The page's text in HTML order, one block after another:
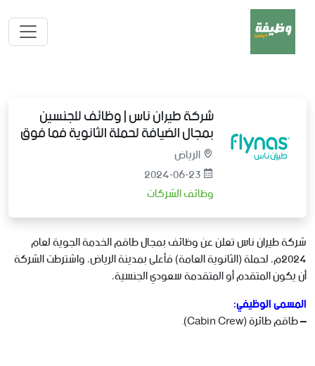
شركة طيران ناس | وظائف للجنسين
بمجال الضيافة لحملة الثانوية فما فوق
الرياض
2024-06-23
وظائف الشركات
شركة طيران ناس تعلن عن وظائف بمجال طاقم الخدمة الجوية لعام
2024م، لحملة (الثانوية العامة) فأعلى بمدينة الرياض، واشترطت الشركة
أن يكون المتقدم أو المتقدمة سعودي الجنسية،
المسمى الوظيفي:
– طاقم طائرة (Cabin Crew).